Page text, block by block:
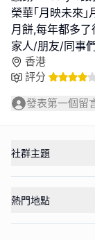
榮華｢月映未來｣
月餅,每年都多
家人/朋友/同事
香港
評分
發表第一個留
社群主題
熱門地點